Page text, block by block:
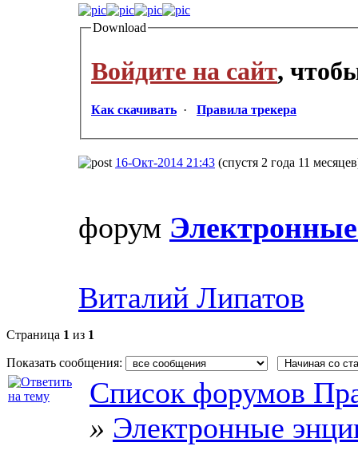
Download
Войдите на сайт,
Как скачивать · Правила трекера
16-Окт-2014 21:43 (спустя 2 года 11
форум
Виталий Липатов
Страница 1 из 1
Показать сообщения:
Список форумов
» Электронные